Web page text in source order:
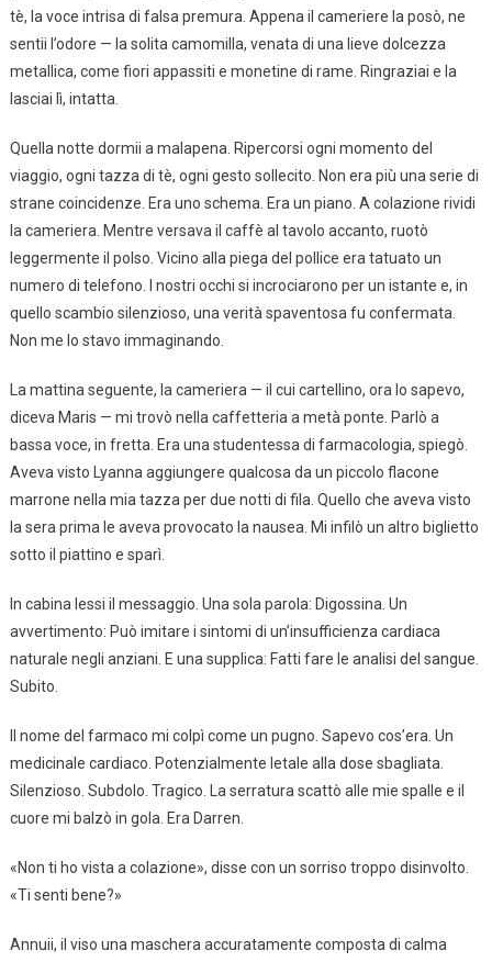
tè, la voce intrisa di falsa premura. Appena il cameriere la posò, ne
sentii l’odore — la solita camomilla, venata di una lieve dolcezza
metallica, come fiori appassiti e monetine di rame. Ringraziai e la
lasciai lì, intatta.
Quella notte dormii a malapena. Ripercorsi ogni momento del
viaggio, ogni tazza di tè, ogni gesto sollecito. Non era più una serie di
strane coincidenze. Era uno schema. Era un piano. A colazione rividi
la cameriera. Mentre versava il caffè al tavolo accanto, ruotò
leggermente il polso. Vicino alla piega del pollice era tatuato un
numero di telefono. I nostri occhi si incrociarono per un istante e, in
quello scambio silenzioso, una verità spaventosa fu confermata.
Non me lo stavo immaginando.
La mattina seguente, la cameriera — il cui cartellino, ora lo sapevo,
diceva Maris — mi trovò nella caffetteria a metà ponte. Parlò a
bassa voce, in fretta. Era una studentessa di farmacologia, spiegò.
Aveva visto Lyanna aggiungere qualcosa da un piccolo flacone
marrone nella mia tazza per due notti di fila. Quello che aveva visto
la sera prima le aveva provocato la nausea. Mi infilò un altro biglietto
sotto il piattino e sparì.
In cabina lessi il messaggio. Una sola parola: Digossina. Un
avvertimento: Può imitare i sintomi di un’insufficienza cardiaca
naturale negli anziani. E una supplica: Fatti fare le analisi del sangue.
Subito.
Il nome del farmaco mi colpì come un pugno. Sapevo cos’era. Un
medicinale cardiaco. Potenzialmente letale alla dose sbagliata.
Silenzioso. Subdolo. Tragico. La serratura scattò alle mie spalle e il
cuore mi balzò in gola. Era Darren.
«Non ti ho vista a colazione», disse con un sorriso troppo disinvolto.
«Ti senti bene?»
Annuii, il viso una maschera accuratamente composta di calma